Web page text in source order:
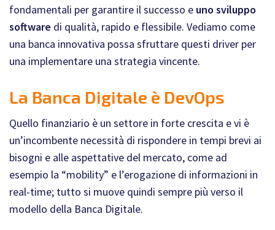
fondamentali per garantire il successo e uno sviluppo
software di qualità, rapido e flessibile. Vediamo come
una banca innovativa possa sfruttare questi driver per
una implementare una strategia vincente.
La Banca Digitale è DevOps
Quello finanziario è un settore in forte crescita e vi è
un’incombente necessità di rispondere in tempi brevi ai
bisogni e alle aspettative del mercato, come ad
esempio la “mobility” e l’erogazione di informazioni in
real-time; tutto si muove quindi sempre più verso il
modello della Banca Digitale.